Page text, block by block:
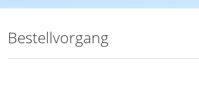
Bestellvorgang